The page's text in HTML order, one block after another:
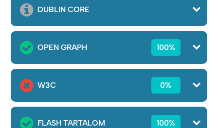
DUBLIN CORE
OPEN GRAPH 100%
W3C 0%
FLASH TARTALOM 100%